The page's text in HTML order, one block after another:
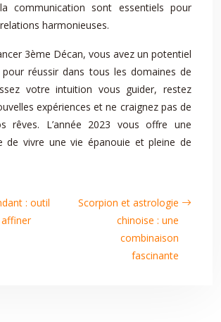
communication sont essentiels pour
harmonieuses.
3ème Décan, vous avez un potentiel
pour réussir dans tous les domaines de
votre intuition vous guider, restez
expériences et ne craignez pas de
rêves. L’année 2023 vous offre une
de vivre une vie épanouie et pleine de
: outil
Scorpion et astrologie
chinoise : une
combinaison
fascinante